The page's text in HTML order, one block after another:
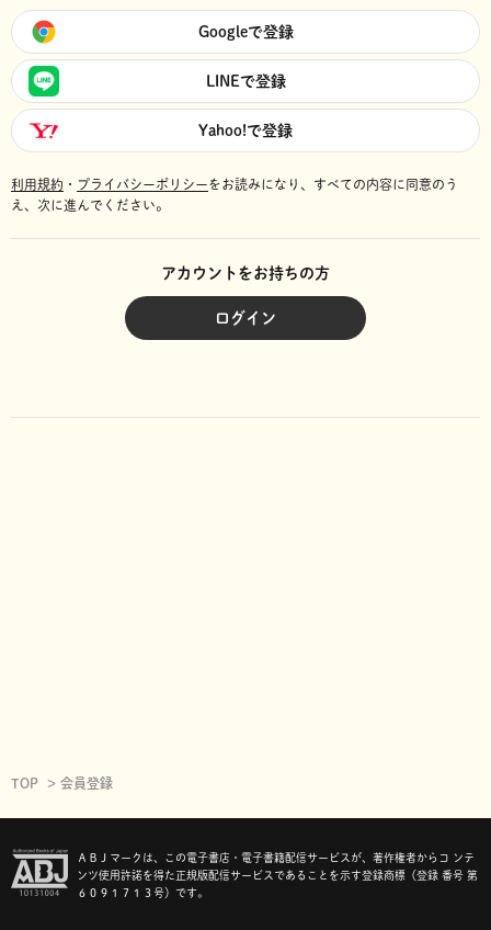
Googleで登録
LINEで登録
Yahoo!で登録
利用規約 ・ プライバシーポリシーをお読みになり、 すべての内容に同意のう
え、次に進んでください。
アカウントをお持ちの方
ログイン
TOP 会員登録
ＡＢＪマークは、この電子書店・電子書籍配信サービスが、著作権者からコ ンテ
ンツ使用許諾を得た正規版配信サービスであることを示す登録商標（登録 番号 第
６０９１７１３号）です。